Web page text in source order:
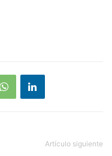
Artículo siguiente